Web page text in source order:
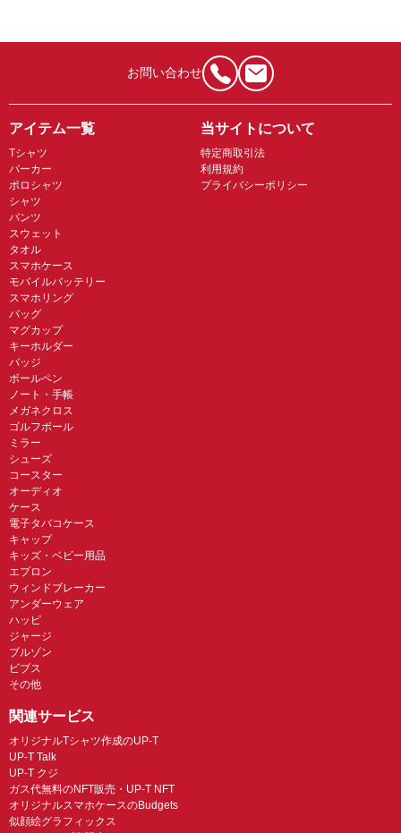
お問い合わせ
アイテム一覧
Tシャツ
パーカー
ポロシャツ
シャツ
パンツ
スウェット
タオル
スマホケース
モバイルバッテリー
スマホリング
バッグ
マグカップ
キーホルダー
バッジ
ボールペン
ノート・手帳
メガネクロス
ゴルフボール
ミラー
シューズ
コースター
オーディオ
ケース
電子タバコケース
キャップ
キッズ・ベビー用品
エプロン
ウィンドブレーカー
アンダーウェア
ハッピ
ジャージ
ブルゾン
ビブス
その他
当サイトについて
特定商取引法
利用規約
プライバシーポリシー
関連サービス
オリジナルTシャツ作成のUP-T
UP-T Talk
UP-T クジ
ガス代無料のNFT販売・UP-T NFT
オリジナルスマホケースのBudgets
似顔絵グラフィックス